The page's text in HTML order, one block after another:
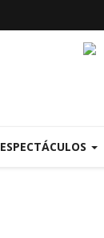
ESPECTÁCULOS